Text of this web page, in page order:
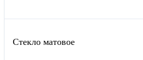
Стекло матовое